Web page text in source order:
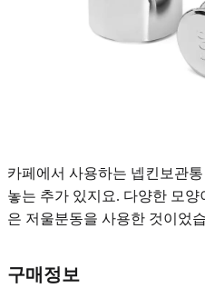
카페에서 사용하는 넵킨보관
놓는 추가 있지요. 다양한 모
은 저울분동을 사용한 것이었
구매정보